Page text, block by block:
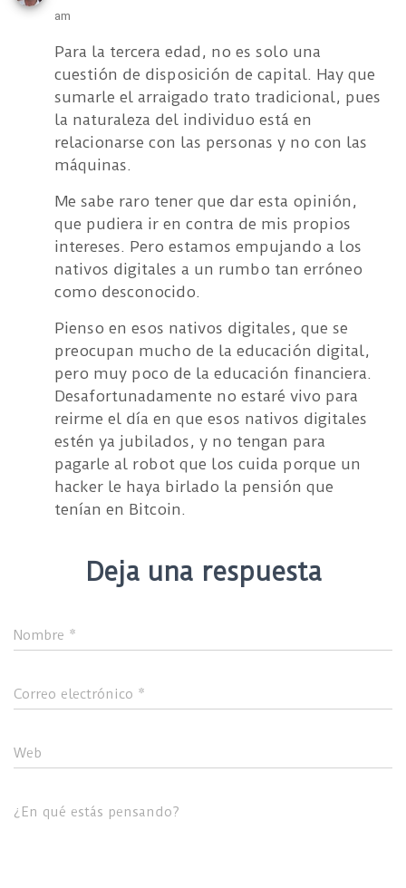
am
Para la tercera edad, no es solo una
cuestión de disposición de capital. Hay que
sumarle el arraigado trato tradicional, pues
la naturaleza del individuo está en
relacionarse con las personas y no con las
máquinas.
Me sabe raro tener que dar esta opinión,
que pudiera ir en contra de mis propios
intereses. Pero estamos empujando a los
nativos digitales a un rumbo tan erróneo
como desconocido.
Pienso en esos nativos digitales, que se
preocupan mucho de la educación digital,
pero muy poco de la educación financiera.
Desafortunadamente no estaré vivo para
reirme el día en que esos nativos digitales
estén ya jubilados, y no tengan para
pagarle al robot que los cuida porque un
hacker le haya birlado la pensión que
tenían en Bitcoin.
Deja una respuesta
Nombre *
Correo electrónico *
Web
¿En qué estás pensando?